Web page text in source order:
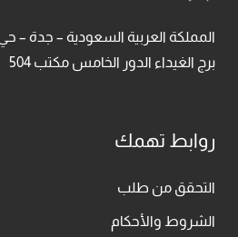
المملكة العربية السعودية – جدة –
برج الغيداء الدور الخامس مكتب 504
روابط تهمك
التحقق من طلب
الشروط والأحكام